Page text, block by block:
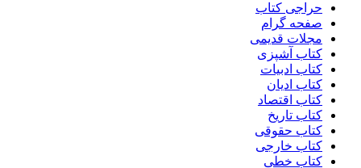
حراجی کتاب
صفحه گرام
مجلات قدیمی
کتاب آشپزی
کتاب ادبیات
کتاب ادیان
کتاب اقتصاد
کتاب تاریخ
کتاب حقوقی
کتاب خارجی
کتاب خطی